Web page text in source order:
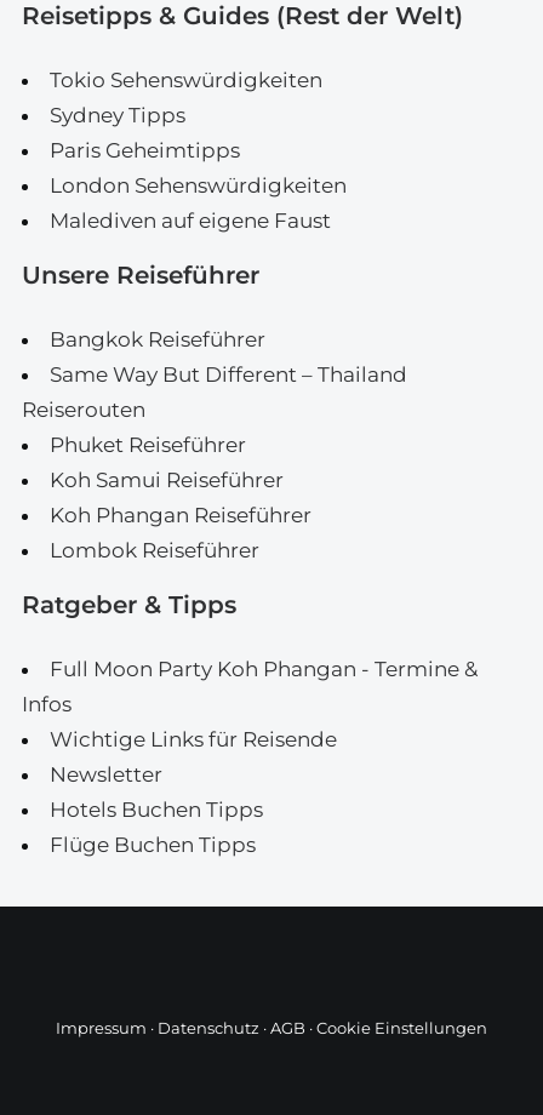
Reisetipps & Guides (Rest der Welt)
Tokio Sehenswürdigkeiten
Sydney Tipps
Paris Geheimtipps
London Sehenswürdigkeiten
Malediven auf eigene Faust
Unsere Reiseführer
Bangkok Reiseführer
Same Way But Different – Thailand
Reiserouten
Phuket Reiseführer
Koh Samui Reiseführer
Koh Phangan Reiseführer
Lombok Reiseführer
Ratgeber & Tipps
Full Moon Party Koh Phangan - Termine &
Infos
Wichtige Links für Reisende
Newsletter
Hotels Buchen Tipps
Flüge Buchen Tipps
Impressum · Datenschutz ·AGB ·Cookie Einstellungen